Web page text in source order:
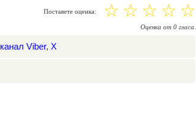
Поставете оценка: ☆
☆
☆
☆
☆
Оценка от 0гласа.
канал Viber, X